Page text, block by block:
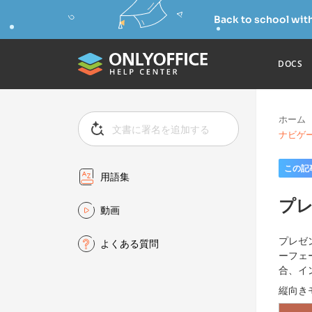
Back to school with
DOCS
用語集
動画
よくある質問
ホーム
ナビゲ
この
プ
プレゼ
ーフェ
合、イ
縦向き